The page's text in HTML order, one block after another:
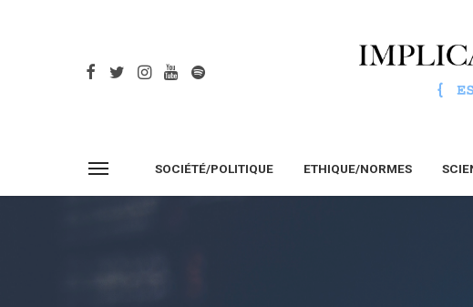
SOCIÉTÉ/POLITIQUE ETHIQUE/NORMES